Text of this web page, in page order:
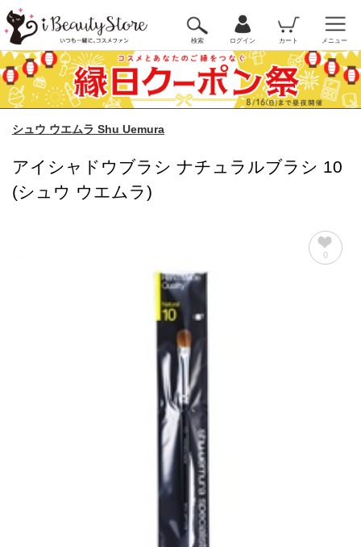
検索 ログイン カート メニュー
シュウ ウエムラ Shu Uemura
アイシャドウブラシ ナチュラルブラシ 10
(シュウ ウエムラ)
0